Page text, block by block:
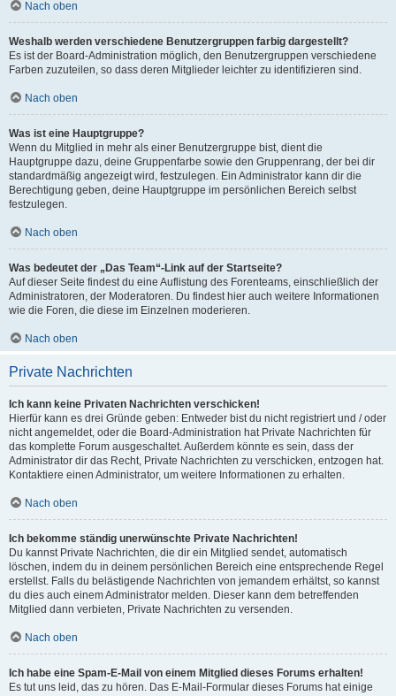
Nach oben
Weshalb werden verschiedene Benutzergruppen farbig dargestellt?
Es ist der Board-Administration möglich, den Benutzergruppen verschiedene
Farben zuzuteilen, so dass deren Mitglieder leichter zu identifizieren sind.
Nach oben
Was ist eine Hauptgruppe?
Wenn du Mitglied in mehr als einer Benutzergruppe bist, dient die
Hauptgruppe dazu, deine Gruppenfarbe sowie den Gruppenrang, der bei dir
standardmäßig angezeigt wird, festzulegen. Ein Administrator kann dir die
Berechtigung geben, deine Hauptgruppe im persönlichen Bereich selbst
festzulegen.
Nach oben
Was bedeutet der „Das Team“-Link auf der Startseite?
Auf dieser Seite findest du eine Auflistung des Forenteams, einschließlich der
Administratoren, der Moderatoren. Du findest hier auch weitere Informationen
wie die Foren, die diese im Einzelnen moderieren.
Nach oben
Private Nachrichten
Ich kann keine Privaten Nachrichten verschicken!
Hierfür kann es drei Gründe geben: Entweder bist du nicht registriert und / oder
nicht angemeldet, oder die Board-Administration hat Private Nachrichten für
das komplette Forum ausgeschaltet. Außerdem könnte es sein, dass der
Administrator dir das Recht, Private Nachrichten zu verschicken, entzogen hat.
Kontaktiere einen Administrator, um weitere Informationen zu erhalten.
Nach oben
Ich bekomme ständig unerwünschte Private Nachrichten!
Du kannst Private Nachrichten, die dir ein Mitglied sendet, automatisch
löschen, indem du in deinem persönlichen Bereich eine entsprechende Regel
erstellst. Falls du belästigende Nachrichten von jemandem erhältst, so kannst
du dies auch einem Administrator melden. Dieser kann dem betreffenden
Mitglied dann verbieten, Private Nachrichten zu versenden.
Nach oben
Ich habe eine Spam-E-Mail von einem Mitglied dieses Forums erhalten!
Es tut uns leid, das zu hören. Das E-Mail-Formular dieses Forums hat einige